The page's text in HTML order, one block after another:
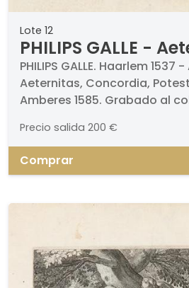
Lote 12
PHILIPS GALLE -
Concordia,
PHILIPS GALLE. Haarlem 1537
Aeternitas, Concordia,
Amberes 1585. Grabado al
plancha cada una. .
Hollstein, Dutch and Flemish
engravings... vol. 342.
Precio salida 200 €
Comprar